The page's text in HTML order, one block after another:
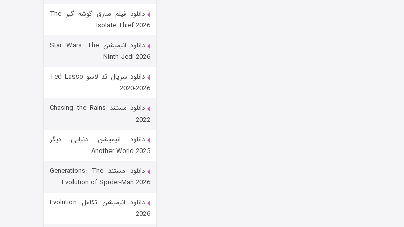
رویایی برای تو
قسمت
دانلود فیلم سارق گوشه گیر The
Isolate Thief 2026
دانلود انیمیشن Star Wars: The
Ninth Jedi 2026
دانلود سریال تد لاسو Ted Lasso
2020-2026
دانلود مستند Chasing the Rains
2022
دانلود انیمیشن دنیایی دیگر
Another World 2025
دانلود مستند Generations: The
Evolution of Spider-Man 2026
دانلود انیمیشن تکامل Evolution
2026